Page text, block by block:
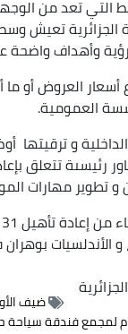
تعيش
وأهداف واضحة
أسعار العروض
العمومية.
و ترقيتها
محاور رئيسىة
و تطوير مهارات
و الأندلسيات
ضيف
لمجمع فندقة